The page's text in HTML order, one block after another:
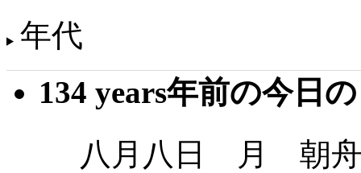
年代
134 years年前の今日
八月八日 月 朝舟